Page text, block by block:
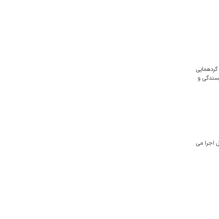
گردهمایی
و نویسندگی و
اجرا می